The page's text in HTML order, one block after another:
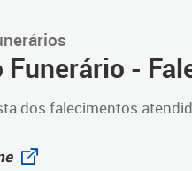
Funerário -
dos falecimentos